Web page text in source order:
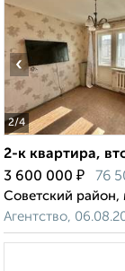
2/4
‹
2-к квартира,
3 600 000 ₽ 76
Советский район,
Агентство,